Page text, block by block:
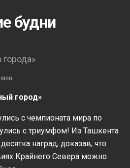
будни
город»
с чемпионата мира по
с триумфом! Из Ташкента
наград, доказав, что
Крайнего Севера можно